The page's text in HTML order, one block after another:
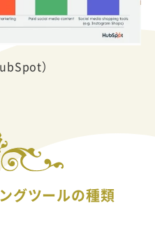
）
グツールの種類